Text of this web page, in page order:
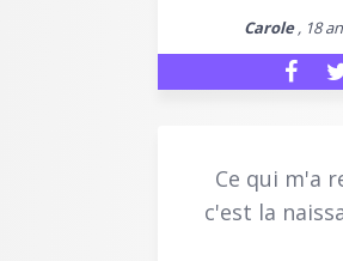
Carole, 18
Ce qui m'a
c'est la